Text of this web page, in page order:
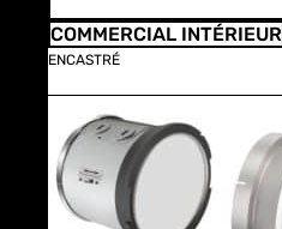
COMMERCIAL INTÉRIEUR
ENCASTRÉ